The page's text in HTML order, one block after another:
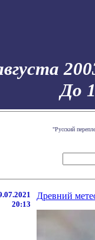
До
"Русский
20:13
Древний